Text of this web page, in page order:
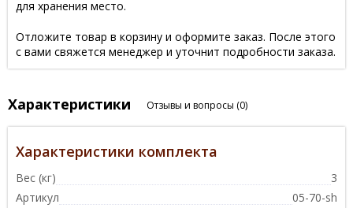
для хранения место.
Отложите товар в корзину и оформите заказ. После этого
с вами свяжется менеджер и уточнит подробности заказа.
Характеристики Отзывы и вопросы (0)
Характеристики комплекта
Вес (кг)
3
Артикул
05-70-sh